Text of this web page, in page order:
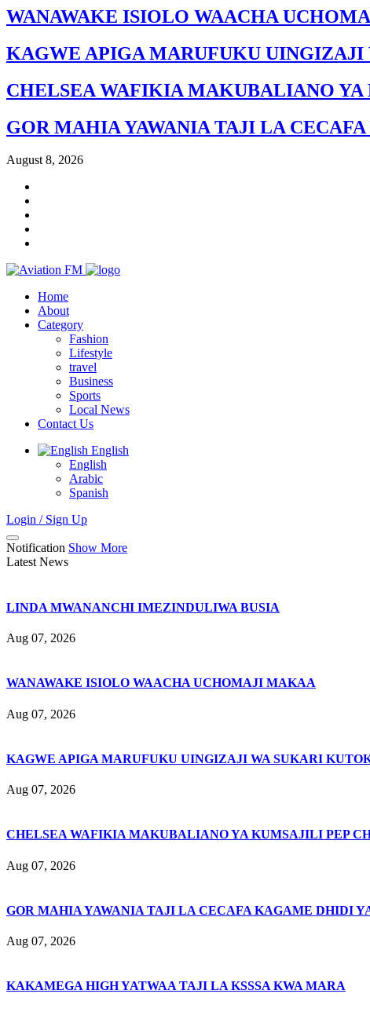
WANAWAKE ISIOLO WAACHA
KAGWE APIGA MARUFUKU UINGIZAJI
CHELSEA WAFIKIA MAKUBALIANO YA
GOR MAHIA YAWANIA TAJI LA
August 8, 2026
Home
About
Category
Fashion
Lifestyle
travel
Business
Sports
Local News
Contact Us
English
English
Arabic
Spanish
Login / Sign Up
Notification Show More
Latest News
LINDA MWANANCHI IMEZINDULIWA BUSIA
Aug 07, 2026
WANAWAKE ISIOLO WAACHA UCHOMAJI MAKAA
Aug 07, 2026
KAGWE APIGA MARUFUKU UINGIZAJI WA SUKARI
Aug 07, 2026
CHELSEA WAFIKIA MAKUBALIANO YA KUMSAJILI PEP
Aug 07, 2026
GOR MAHIA YAWANIA TAJI LA CECAFA KAGAME DHIDI
Aug 07, 2026
KAKAMEGA HIGH YATWAA TAJI LA KSSSA KWA MARA